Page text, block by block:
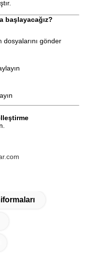
başlayacağız?
dosyalarını gönder